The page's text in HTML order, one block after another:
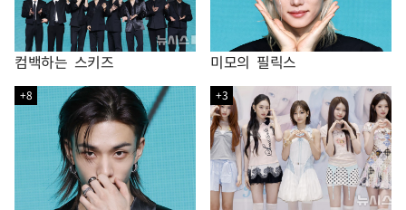
컴백하는 스키즈 미모의 필릭스
+8 +3